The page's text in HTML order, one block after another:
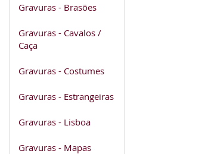
Gravuras - Brasões
Gravuras - Cavalos /
Caça
Gravuras - Costumes
Gravuras - Estrangeiras
Gravuras - Lisboa
Gravuras - Mapas